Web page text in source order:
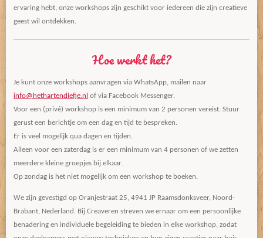
ervaring hebt, onze workshops zijn geschikt voor iedereen die zijn creatieve
geest wil ontdekken.
Hoe werkt het?
Je kunt onze workshops aanvragen via WhatsApp, mailen naar
info@hethartendiefje.nl of via Facebook Messenger.
Voor een (privé) workshop is een minimum van 2 personen vereist. Stuur
gerust een berichtje om een dag en tijd te bespreken.
Er is veel mogelijk qua dagen en tijden.
Alleen voor een zaterdag is er een minimum van 4 personen of we zetten
meerdere kleine groepjes bij elkaar.
Op zondag is het niet mogelijk om een workshop te boeken.
We zijn gevestigd op Oranjestraat 25, 4941 JP Raamsdonksveer, Noord-
Brabant, Nederland. Bij Creaveren streven we ernaar om een persoonlijke
benadering en individuele begeleiding te bieden in elke workshop, zodat